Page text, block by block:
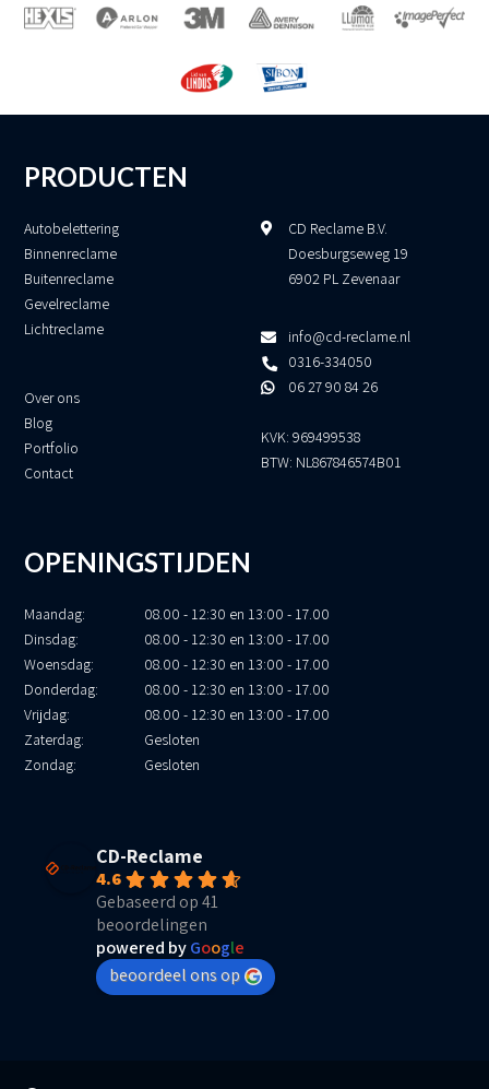
PRODUCTEN
Autobelettering
Binnenreclame
Buitenreclame
Gevelreclame
Lichtreclame
Over ons
Blog
Portfolio
Contact
CD Reclame B.V.
Doesburgseweg 19
6902 PL Zevenaar
info@cd-reclame.nl
0316-334050
06 27 90 84 26
KVK: 969499538
BTW: NL867846574B01
OPENINGSTIJDEN
Maandag:
08.00 - 12:30 en 13:00 - 17.00
Dinsdag:
08.00 - 12:30 en 13:00 - 17.00
Woensdag:
08.00 - 12:30 en 13:00 - 17.00
Donderdag:
08.00 - 12:30 en 13:00 - 17.00
Vrijdag:
08.00 - 12:30 en 13:00 - 17.00
Zaterdag:
Gesloten
Zondag:
Gesloten
CD-Reclame
4.6
Gebaseerd op 41
beoordelingen
powered byGoogle
beoordeel ons op